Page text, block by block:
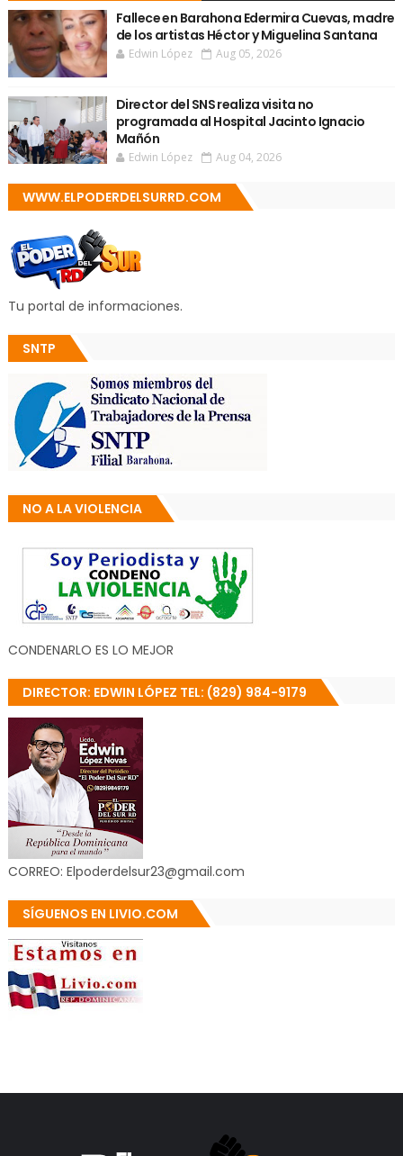
Fallece en Barahona Edermira Cuevas, madre
de los artistas Héctor y Miguelina Santana
Edwin López Aug 05, 2026
Director del SNS realiza visita no
programada al Hospital Jacinto Ignacio
Mañón
Edwin López Aug 04, 2026
WWW.ELPODERDELSURRD.COM
Tu portal de informaciones.
SNTP
NO A LA VIOLENCIA
CONDENARLO ES LO MEJOR
DIRECTOR: EDWIN LÓPEZ TEL: (829) 984-9179
CORREO: Elpoderdelsur23@gmail.com
SÍGUENOS EN LIVIO.COM